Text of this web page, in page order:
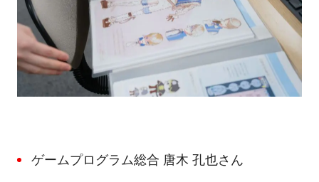
ゲームプログラム総合 唐木 孔也さん